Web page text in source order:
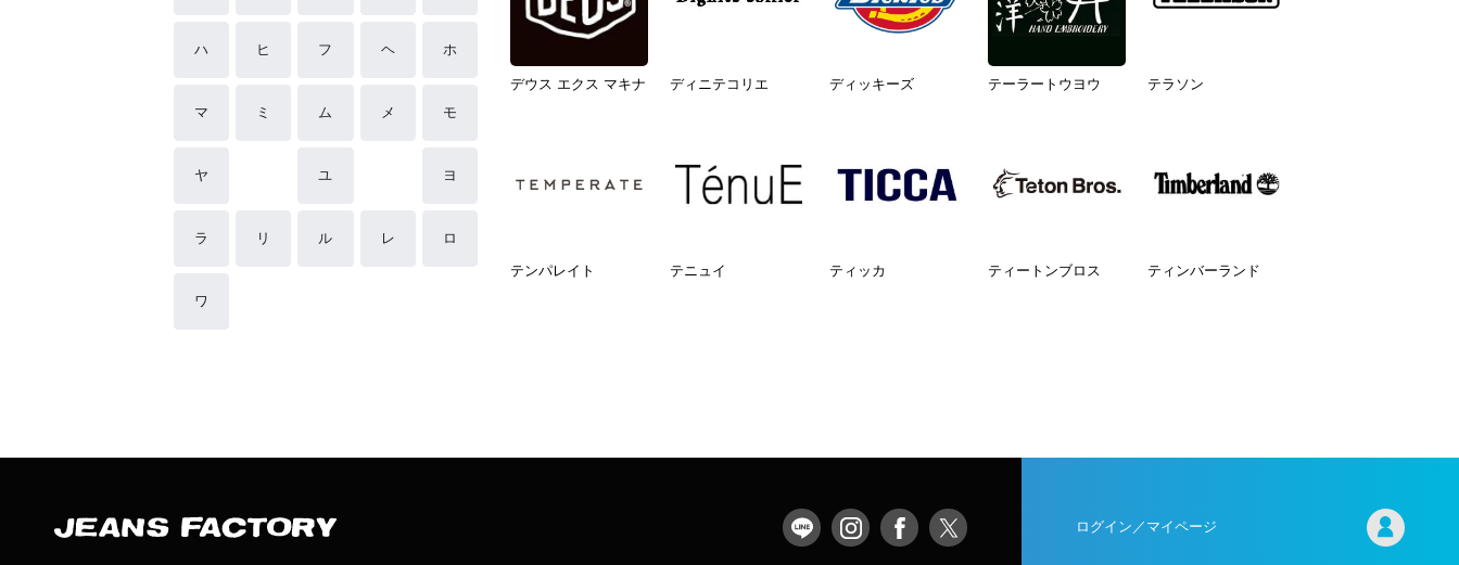
ハ ヒ フ ヘ ホ
マ ミ ム メ モ
ヤ ユ ヨ
ラ リ ル レ ロ
ワ
デウス エクス マキナ ディニテコリエ ディッキーズ テーラートウヨウ テラソン
テンパレイト テニュイ ティッカ ティートンブロス ティンバーランド
ログイン／マイページ